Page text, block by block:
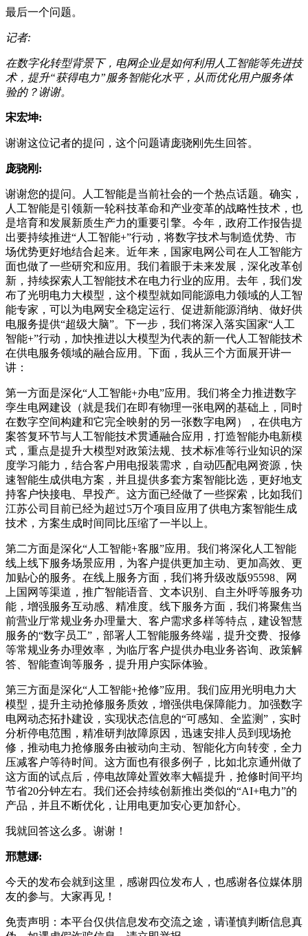
最后一个问题。
记者:
在数字化转型背景下，电网企业是如何利用人工智能等先进技
术，提升“获得电力”服务智能化水平，从而优化用户服务体
验的？谢谢。
宋宏坤:
谢谢这位记者的提问，这个问题请庞骁刚先生回答。
庞骁刚:
谢谢您的提问。人工智能是当前社会的一个热点话题。确实，
人工智能是引领新一轮科技革命和产业变革的战略性技术，也
是培育和发展新质生产力的重要引擎。今年，政府工作报告提
出要持续推进“人工智能+”行动，将数字技术与制造优势、市
场优势更好地结合起来。近年来，国家电网公司在人工智能方
面也做了一些研究和应用。我们着眼于未来发展，深化改革创
新，持续探索人工智能技术在电力行业的应用。去年，我们发
布了光明电力大模型，这个模型就如同能源电力领域的人工智
能专家，可以为电网安全稳定运行、促进新能源消纳、做好供
电服务提供“超级大脑”。下一步，我们将深入落实国家“人工
智能+”行动，加快推进以大模型为代表的新一代人工智能技术
在供电服务领域的融合应用。下面，我从三个方面展开讲一
讲：
第一方面是深化“人工智能+办电”应用。我们将全力推进数字
孪生电网建设（就是我们在即有物理一张电网的基础上，同时
在数字空间构建和它完全映射的另一张数字电网），在供电方
案答复环节与人工智能技术贯通融合应用，打造智能办电新模
式，重点是提升大模型对政策法规、技术标准等行业知识的深
度学习能力，结合客户用电报装需求，自动匹配电网资源，快
速智能生成供电方案，并且提供多套方案智能比选，更好地支
持客户快接电、早投产。这方面已经做了一些探索，比如我们
江苏公司目前已经为超过5万个项目应用了供电方案智能生成
技术，方案生成时间同比压缩了一半以上。
第二方面是深化“人工智能+客服”应用。我们将深化人工智能
线上线下服务场景应用，为客户提供更加主动、更加高效、更
加贴心的服务。在线上服务方面，我们将升级改版95598、网
上国网等渠道，推广智能语音、文本识别、自主外呼等服务功
能，增强服务互动感、精准度。线下服务方面，我们将聚焦当
前营业厅常规业务办理量大、客户需求多样等特点，建设智慧
服务的“数字员工”，部署人工智能服务终端，提升交费、报修
等常规业务办理效率，为临厅客户提供办电业务咨询、政策解
答、智能查询等服务，提升用户实际体验。
第三方面是深化“人工智能+抢修”应用。我们应用光明电力大
模型，提升主动抢修服务质效，增强供电保障能力。加强数字
电网动态拓扑建设，实现状态信息的“可感知、全监测”，实时
分析停电范围，精准研判故障原因，迅速安排人员到现场抢
修，推动电力抢修服务由被动向主动、智能化方向转变，全力
压减客户等待时间。这方面也有很多例子，比如北京通州做了
这方面的试点后，停电故障处置效率大幅提升，抢修时间平均
节省20分钟左右。我们还会持续创新推出类似的“AI+电力”的
产品，并且不断优化，让用电更加安心更加舒心。
我就回答这么多。谢谢！
邢慧娜:
今天的发布会就到这里，感谢四位发布人，也感谢各位媒体朋
友的参与。大家再见！
免责声明：本平台仅供信息发布交流之途，请谨慎判断信息真